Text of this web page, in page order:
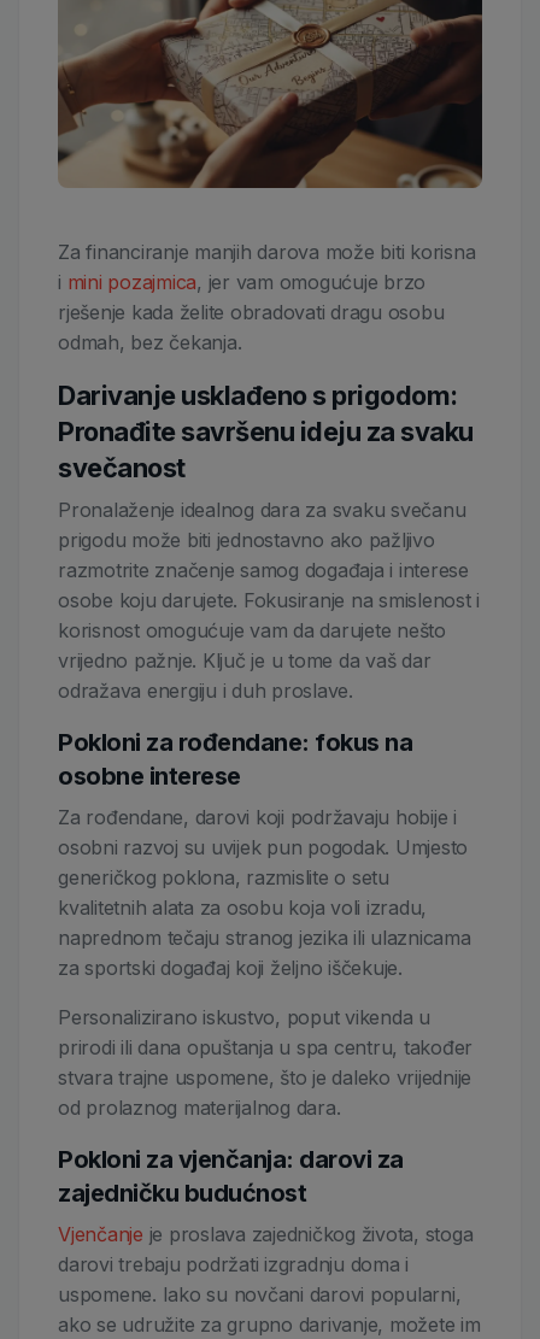
Za financiranje manjih darova može biti korisna
i mini pozajmica, jer vam omogućuje brzo
rješenje kada želite obradovati dragu osobu
odmah, bez čekanja.
Darivanje usklađeno s prigodom:
Pronađite savršenu ideju za svaku
svečanost
Pronalaženje idealnog dara za svaku svečanu
prigodu može biti jednostavno ako pažljivo
razmotrite značenje samog događaja i interese
osobe koju darujete. Fokusiranje na smislenost i
korisnost omogućuje vam da darujete nešto
vrijedno pažnje. Ključ je u tome da vaš dar
odražava energiju i duh proslave.
Pokloni za rođendane: fokus na
osobne interese
Za rođendane, darovi koji podržavaju hobije i
osobni razvoj su uvijek pun pogodak. Umjesto
generičkog poklona, razmislite o setu
kvalitetnih alata za osobu koja voli izradu,
naprednom tečaju stranog jezika ili ulaznicama
za sportski događaj koji željno iščekuje.
Personalizirano iskustvo, poput vikenda u
prirodi ili dana opuštanja u spa centru, također
stvara trajne uspomene, što je daleko vrijednije
od prolaznog materijalnog dara.
Pokloni za vjenčanja: darovi za
zajedničku budućnost
Vjenčanje je proslava zajedničkog života, stoga
darovi trebaju podržati izgradnju doma i
uspomene. Iako su novčani darovi popularni,
ako se udružite za grupno darivanje, možete im